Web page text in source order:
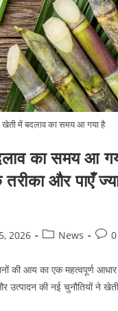
खेती में बदलाव का समय आ गया है
का समय आ
तरीका और पाएँ
2026
PostNews
Post
की आय का एक महत्वपूर्ण
उत्पादन की नई चुनौतियों ने